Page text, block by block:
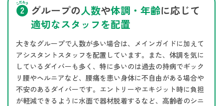
グループの人数や体調・年齢に応じて
適切なスタッフを配置
大きなグループで人数が多い場合は、メインガイドに加えて
アシスタントスタッフを配置しています。また、体調を気に
しているダイバーも多く、特に多いのは過去の持病でギック
リ腰やヘルニアなど、腰痛を患い身体に不自由がある場合や
不安のあるダイバーです。エントリーやエキジット時に負担
が軽減できるように水面で器材脱着するなど、高齢者のシニ